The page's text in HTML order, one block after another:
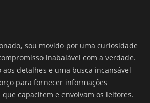
sou movido por uma curiosidade
inabalável com a verdade.
detalhes e uma busca incansável
para fornecer informações
capacitem e envolvam os leitores.